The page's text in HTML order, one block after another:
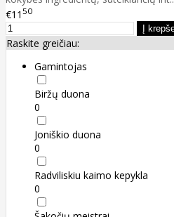
€11 50
Raskite greičiau:
Gamintojas
Biržų duona
0
Joniškio duona
0
Radviliskiu kaimo kepykla
0